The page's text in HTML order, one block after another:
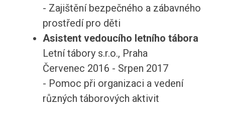
- Zajištění bezpečného a zábavného
prostředí pro děti
Asistent vedoucího letního tábora
Letní tábory s.r.o., Praha
Červenec 2016 - Srpen 2017
- Pomoc při organizaci a vedení
různých táborových aktivit